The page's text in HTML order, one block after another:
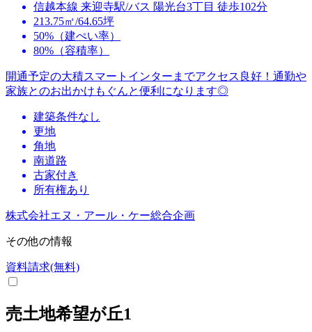
信越本線 来迎寺駅/バス 陽光台3丁目 徒歩102分
213.75㎡/64.65坪
50%（建ぺい率）
80%（容積率）
開通予定の大積スマートインターまでアクセス良好！通勤や
家族とのお出かけもぐんと便利になります◎
建築条件なし
更地
角地
南道路
古家付き
所有権あり
株式会社エヌ・アール・ケー総合企画
その他の情報
資料請求(無料)
売土地希望が丘1